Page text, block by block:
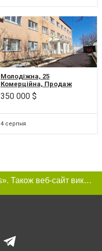
Молодіжна, 25
Комерційна, Продаж
комерційної будівлі 962,8
кв.м , м-в Незалежності,
350 000 $
4 серпня
Цей сайт використовує «cookies». Також веб-сайт використовує інтернет-сервіс для збору технічних даних стосовно відвідувачів з метою отримання маркетингової та статистичної інформації. Умови обробки даних відвідувачів сайту див.